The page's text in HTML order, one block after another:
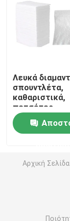
Μη υφανθε'ν
Τυφλώματα
Ο
Σκουπίδια
Λευκά
σπουντλέτα,
καθαριστικά,
πετσέτες,
απορριπτέα
υφάσματα.
Αρχική Σελίδα